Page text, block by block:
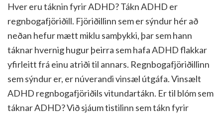
Hver eru táknin fyrir ADHD? Tákn ADHD er
regnbogafjöriðill. Fjöriðillinn sem er sýndur hér að
neðan hefur mætt miklu samþykki, þar sem hann
táknar hvernig hugur þeirra sem hafa ADHD flakkar
yfirleitt frá einu atriði til annars. Regnbogafjöriðillinn
sem sýndur er, er núverandi vinsæl útgáfa. Vinsælt
ADHD regnbogafjöriðils vitundartákn. Er til blóm sem
táknar ADHD? Við sjáum tistilinn sem tákn fyrir